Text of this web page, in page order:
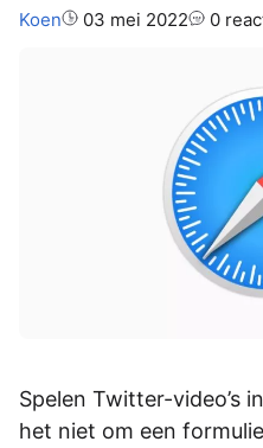
Auteur:
Koen 03 mei 2022 0
Spelen Twitter-video’s
het niet om een